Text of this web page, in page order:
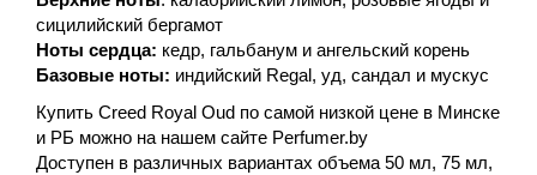
сицилийский бергамот
Ноты сердца: кедр, гальбанум и ангельский корень
Базовые ноты: индийский Regal, уд, сандал и мускус
Купить Creed Royal Oud по самой низкой цене в Минске
и РБ можно на нашем сайте Perfumer.by
Доступен в различных вариантах объема 50 мл, 75 мл,